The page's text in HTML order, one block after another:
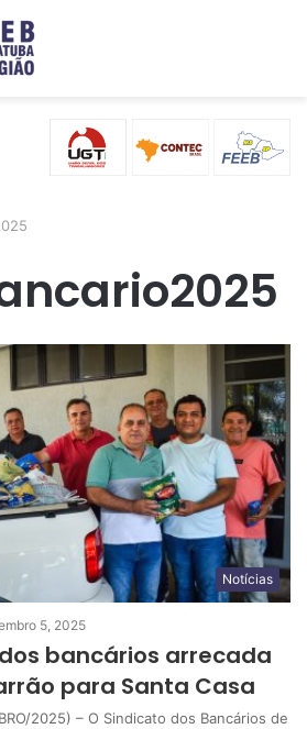
Notícias
5, 2025
bancários arrecada
para Santa Casa
2025) – O Sindicato dos Bancários de